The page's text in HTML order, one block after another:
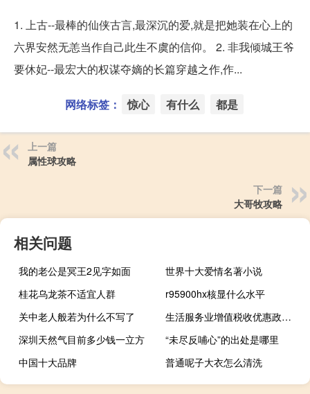
1. 上古--最棒的仙侠古言,最深沉的爱,就是把她装在心上的
六界安然无恙当作自己此生不虞的信仰。 2. 非我倾城王爷
要休妃--最宏大的权谋夺嫡的长篇穿越之作,作...
网络标签： 惊心 有什么 都是
上一篇
属性球攻略
下一篇
大哥牧攻略
相关问题
我的老公是冥王2见字如面
世界十大爱情名著小说
桂花乌龙茶不适宜人群
r95900hx核显什么水平
关中老人般若为什么不写了
生活服务业增值税收优惠政策2021
深圳天然气目前多少钱一立方
“未尽反哺心”的出处是哪里
中国十大品牌
普通呢子大衣怎么清洗